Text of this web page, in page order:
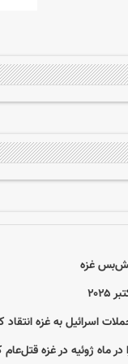
اسرائیل به غزه انتقاد